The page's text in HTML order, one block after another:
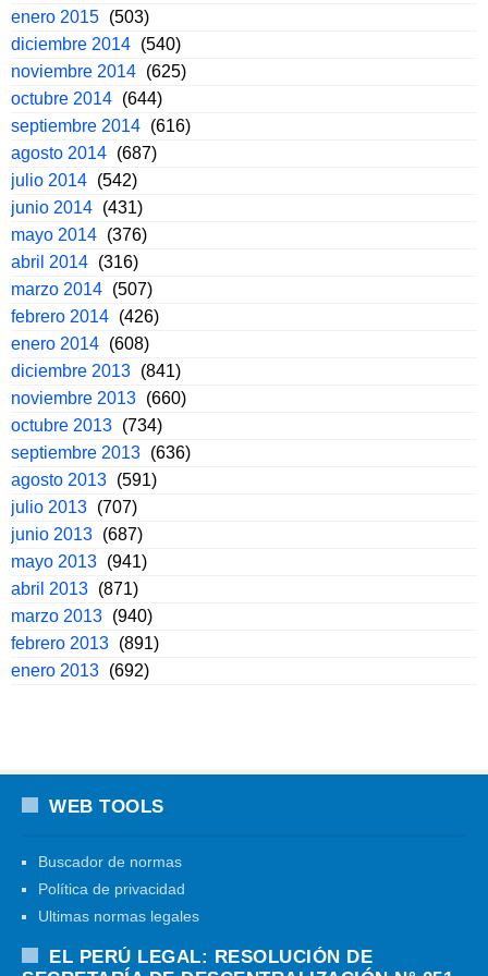
enero 2015 (503)
diciembre 2014 (540)
noviembre 2014 (625)
octubre 2014 (644)
septiembre 2014 (616)
agosto 2014 (687)
julio 2014 (542)
junio 2014 (431)
mayo 2014 (376)
abril 2014 (316)
marzo 2014 (507)
febrero 2014 (426)
enero 2014 (608)
diciembre 2013 (841)
noviembre 2013 (660)
octubre 2013 (734)
septiembre 2013 (636)
agosto 2013 (591)
julio 2013 (707)
junio 2013 (687)
mayo 2013 (941)
abril 2013 (871)
marzo 2013 (940)
febrero 2013 (891)
enero 2013 (692)
WEB TOOLS
Buscador de normas
Política de privacidad
Ultimas normas legales
EL PERÚ LEGAL: RESOLUCIÓN DE